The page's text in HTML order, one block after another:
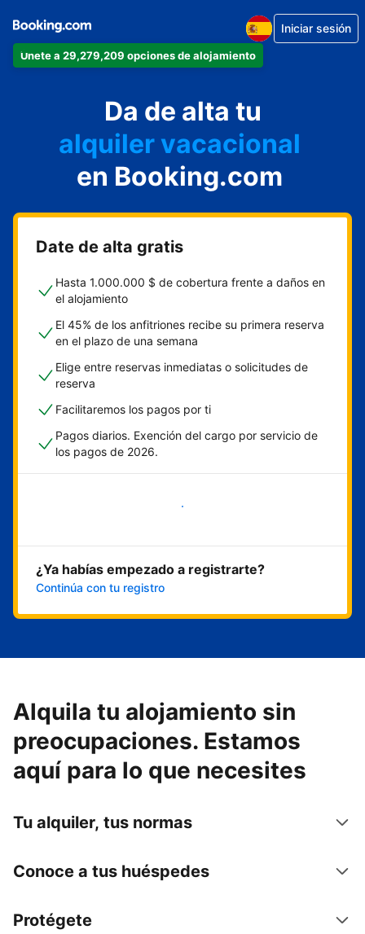
Únete a 29,279,209 opciones de alojamiento
Iniciar sesión
Da de alta tu
apartamento
hotel
alquiler vacacional
hostal o pensión
casa rural
en Booking.com
Date de alta gratis
Hasta 1.000.000 $ de cobertura frente a daños en
el alojamiento
El 45% de los anfitriones recibe su primera reserva
en el plazo de una semana
Elige entre reservas inmediatas o solicitudes de
reserva
Facilitaremos los pagos por ti
Pagos diarios. Exención del cargo por servicio de
los pagos de 2026.
Empieza ahora
¿Ya habías empezado a registrarte?
Continúa con tu registro
Alquila tu alojamiento sin
preocupaciones. Estamos
aquí para lo que necesites
Tu alquiler, tus normas
Conoce a tus huéspedes
Protégete